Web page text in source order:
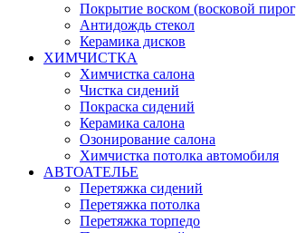
Покрытие воском (восковой
Антидождь стекол
Керамика дисков
ХИМЧИСТКА
Химчистка салона
Чистка сидений
Покраска сидений
Керамика салона
Озонирование салона
Химчистка потолка автомобиля
АВТОАТЕЛЬЕ
Перетяжка сидений
Перетяжка потолка
Перетяжка торпедо